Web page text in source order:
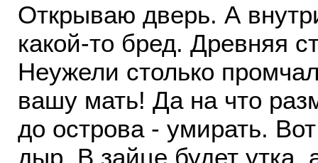
Открываю дверь. А
какой-то бред. Древняя
Неужели столько
вашу мать! Да на что
до острова - умирать.
дыр. В зайце будет